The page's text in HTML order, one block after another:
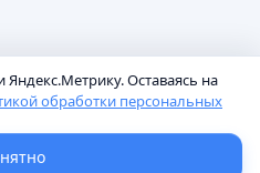
Настройки cookie
Оставаясь на
обработки персональных